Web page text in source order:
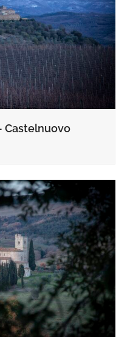
Castelnuovo